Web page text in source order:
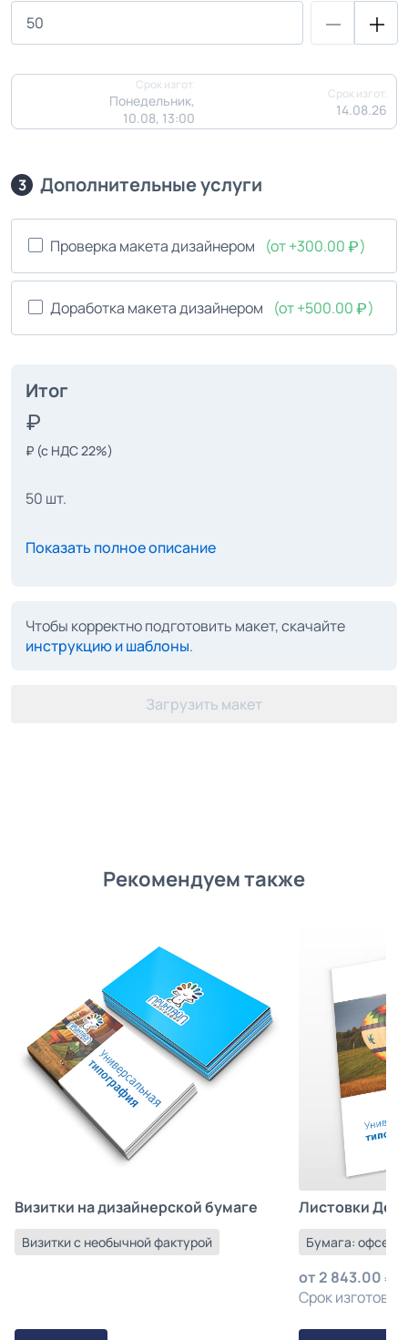
Срок изгот.
Понедельник,
10.08, 13:00
Срок изгот.
14.08.26
3 Дополнительные услуги
Проверка макета дизайнером (от +300.00 )
Доработка макета дизайнером (от +500.00 )
Итог
₽ (с НДС 22%)
50 шт.
Показать полное описание
Чтобы корректно подготовить макет, скачайте
инструкцию и шаблоны.
Загрузить макет
Рекомендуем также
Визитки на дизайнерской бумаге
Визитки с необычной фактурой
Листовки
Бумага:
от2 843.00
Срок